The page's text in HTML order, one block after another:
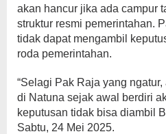
akan hancur jika ada campur
struktur resmi pemerintahan.
tidak dapat mengambil
roda pemerintahan.
“Selagi Pak Raja yang
di Natuna sejak awal berdiri
keputusan tidak bisa diambil
Sabtu, 24 Mei 2025.